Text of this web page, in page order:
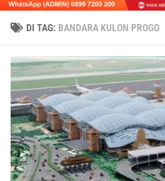
DI TAG: BANDARA KULON PROGO